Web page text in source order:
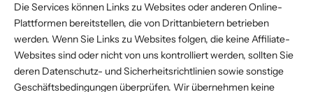
Die Services können Links zu Websites oder anderen Online-
Plattformen bereitstellen, die von Drittanbietern betrieben
werden. Wenn Sie Links zu Websites folgen, die keine Affiliate-
Websites sind oder nicht von uns kontrolliert werden, sollten Sie
deren Datenschutz- und Sicherheitsrichtlinien sowie sonstige
Geschäftsbedingungen überprüfen. Wir übernehmen keine